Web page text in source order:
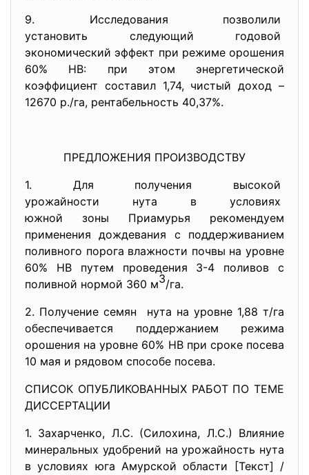
9. Исследования позволили
установить следующий годовой
экономический эффект при режиме орошения
60% НВ: при этом энергетической
коэффициент составил 1,74, чистый доход –
12670 р./га, рентабельность 40,37%.
ПРЕДЛОЖЕНИЯ ПРОИЗВОДСТВУ
1. Для получения высокой
урожайности нута в условиях
южной зоны Приамурья рекомендуем
применения дождевания с поддерживанием
поливного порога влажности почвы на уровне
60% НВ путем проведения 3-4 поливов с
поливной нормой 360 м3/га.
2. Получение семян нута на уровне 1,88 т/га
обеспечивается поддержанием режима
орошения на уровне 60% НВ при сроке посева
10 мая и рядовом способе посева.
СПИСОК ОПУБЛИКОВАННЫХ РАБОТ ПО ТЕМЕ
ДИССЕРТАЦИИ
1. Захарченко, Л.С. (Силохина, Л.С.) Влияние
минеральных удобрений на урожайность нута
в условиях юга Амурской области [Текст] /